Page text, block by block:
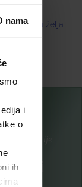
nama
i
o
ih
u listu želja
promocije